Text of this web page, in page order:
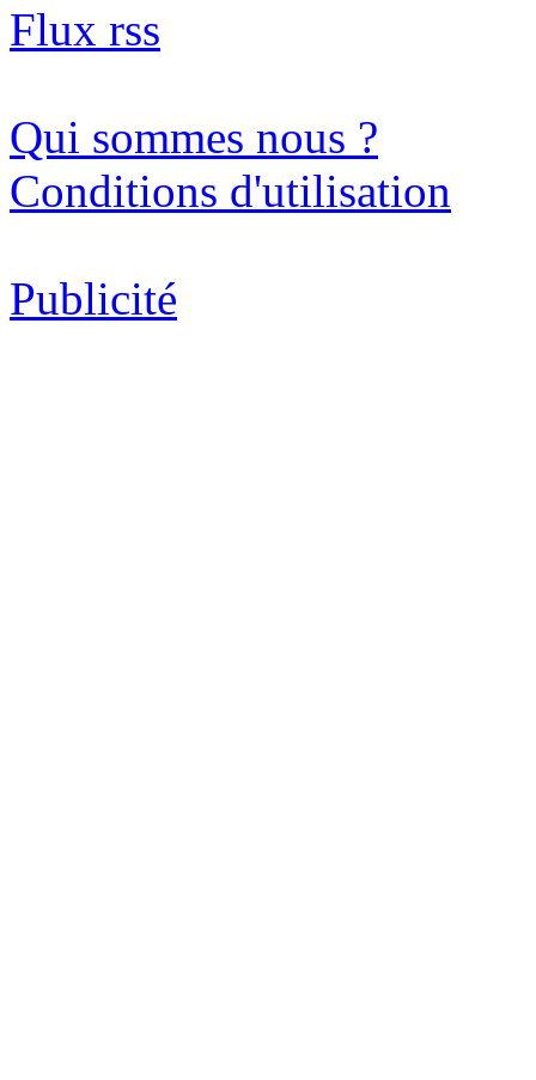
Flux rss
Qui sommes nous ?
Conditions d'utilisation
Publicité